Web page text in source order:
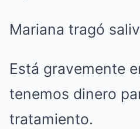
Mariana tragó
Está gravemente
tenemos dinero
tratamiento.